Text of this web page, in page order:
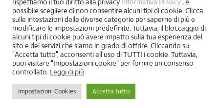
possibile scegliere di non consentire alcuni tipi di cookie. Clicca
sulle intestazioni delle diverse categorie per saperne di più e
modificare le impostazioni predefinite. Tuttavia, il bloccaggio di
alcuni tipi di cookie può avere impatto sulla tua esperienza del
sito e dei servizi che siamo in grado di offrire. Cliccando su
"Accetta tutto", acconsenti all'uso di TUTTI i cookie. Tuttavia,
puoi visitare "Impostazioni cookie" per fornire un consenso
controllato. Leggi di più
Impostazioni Cookies Accetta tutto